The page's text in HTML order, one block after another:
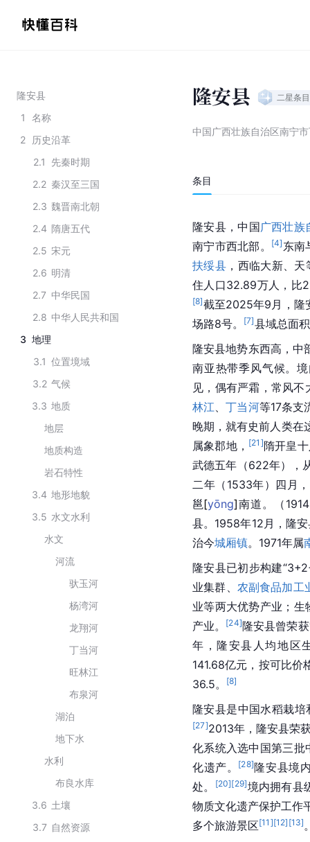
隆安县
1
名称
2
历史沿革
2.1
先秦时期
2.2 秦汉至三国
2.3 魏晋南北朝
2.4 隋唐五代
2.5 宋元
2.6 明清
2.7 中华民国
2.8 中华人民共和国
3 地理
3.1 位置境域
3.2 气候
3.3 地质
地层
地质构造
岩石特性
3.4 地形地貌
3.5 水文水利
水文
河流
驮玉河
杨湾河
龙翔河
丁当河
旺林江
布泉河
湖泊
地下水
水利
布良水库
3.6 土壤
3.7 自然资源
隆安县 二星条目
中国广西壮族自治区南宁
条目
隆安县，中国广西壮族
南宁市西北部。
[4] 东南
扶绥县 ，西临大新、
住人口32.89万人，比
[8]截至2025年9月，隆
场路8号。
[7]县域总面
隆安县地势东西高，中
南亚热带季风气候。
见，偶有严霜，常风不
林江 、丁当河等17条支
晚期，就有史前人类在
属象郡地， [21 ]隋开皇
武德五年（622年），
二年（1533年）四月
邕[yōng]南道。（
县。1958年12月，隆
治今城厢镇。1971年属
隆安县已初步构建
业集群、 农副食品加工
业等两大优势产业；
产业。
[24]隆安县曾荣
年，隆安县人均地区
141.68亿元，按可比价
36.5。
[8]
隆安县是中国水稻栽培
[27]2013年，隆安县荣
化系统入选中国第三批
化遗产。
[28]隆安县境
处。
[20][29]境内拥有县
物质文化遗产保护工作
多个旅游景区[11 ][12] [13]